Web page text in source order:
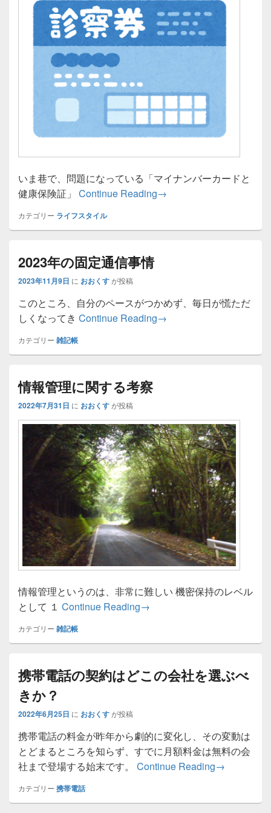
いま巷で、問題になっている「マイナンバーカードと
健康保険証」 Continue Readingマイナンバーカードと健
→
カテゴリー ライフスタイル
2023年の固定通信事情
2023年11月9日 に おおくすが投稿
このところ、自分のペースがつかめず、毎日が慌ただ
しくなってき Continue Reading2023年の固定通信事情
→
カテゴリー 雑記帳
情報管理に関する考察
2022年7月31日 に おおくすが投稿
情報管理というのは、非常に難しい 機密保持のレベル
として １ Continue Reading情報管理に関する考察
→
カテゴリー 雑記帳
携帯電話の契約はどこの会社を選ぶべ
きか？
2022年6月25日 に おおくすが投稿
携帯電話の料金が昨年から劇的に変化し、その変動は
とどまるところを知らず、すでに月額料金は無料の会
社まで登場する始末です。 Continue Reading携帯電話の
→
カテゴリー 携帯電話